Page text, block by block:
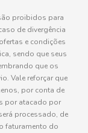
proibidos para
de divergência
e condições
sendo que seus
que os
Vale reforçar que
por conta de
por atacado por
processado, de
faturamento do